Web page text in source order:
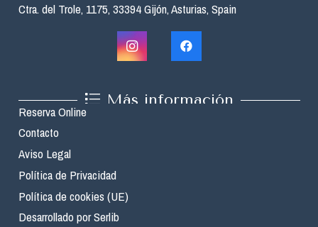
Ctra. del Trole, 1175, 33394 Gijón, Asturias, Spain
Más información
Reserva Online
Contacto
Aviso Legal
Política de Privacidad
Política de cookies (UE)
Desarrollado por Serlib